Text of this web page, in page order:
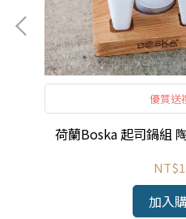
優質送
荷蘭Boska 起司鍋組
加入